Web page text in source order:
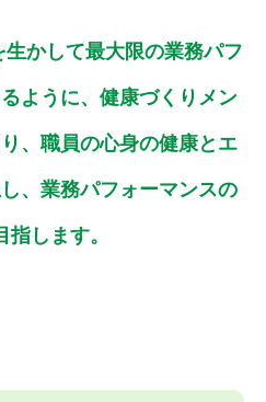
かして最大限の業務パフ
ように、 健康づくりメン
、職員の心身の健康とエ
、 業務パフォーマンスの
指します。